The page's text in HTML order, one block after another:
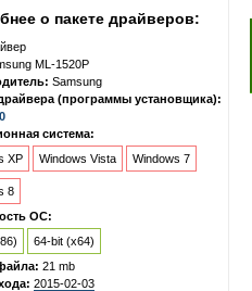
о пакете драйверов:
ML-1520P
Samsung
(программы установщика):
система:
XP
Windows Vista Windows 7
8
ОС:
64-bit (x64)
21 mb
2015-02-03